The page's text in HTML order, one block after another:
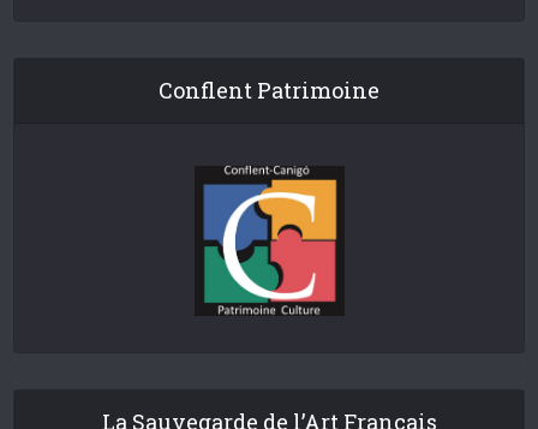
Conflent Patrimoine
La Sauvegarde de l’Art Français